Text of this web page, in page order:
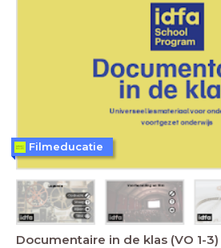
Documentaire in de klas (VO 1-3)
Filmeducatie